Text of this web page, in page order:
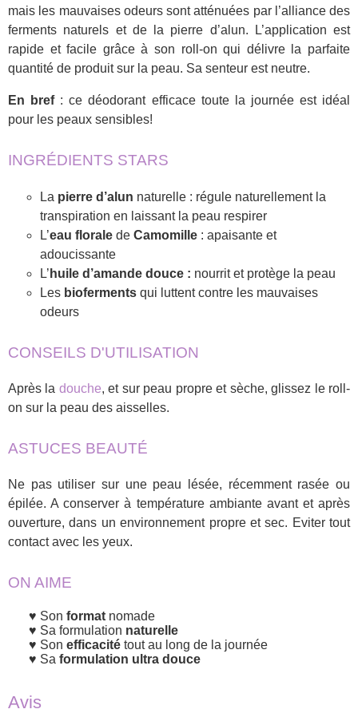
mais les mauvaises odeurs sont atténuées par l’alliance des
ferments naturels et de la pierre d’alun. L’application est
rapide et facile grâce à son roll-on qui délivre la parfaite
quantité de produit sur la peau. Sa senteur est neutre.
En bref: ce déodorant efficace toute la journée est idéal
pour les peaux sensibles!
INGRÉDIENTS STARS
La pierre d’alun naturelle : régule naturellement la
transpiration en laissant la peau respirer
L’eau florale de Camomille : apaisante et
adoucissante
L’ huile d’amande douce : nourrit et protège la peau
Les bioferments qui luttent contre les mauvaises
odeurs
CONSEILS D'UTILISATION
Après la douche, et sur peau propre et sèche, glissez le roll-
on sur la peau des aisselles.
ASTUCES BEAUTÉ
Ne pas utiliser sur une peau lésée, récemment rasée ou
épilée. A conserver à température ambiante avant et après
ouverture, dans un environnement propre et sec. Eviter tout
contact avec les yeux.
ON AIME
Son format nomade
Sa formulation naturelle
Son efficacité tout au long de la journée
Sa formulation ultra douce
Avis